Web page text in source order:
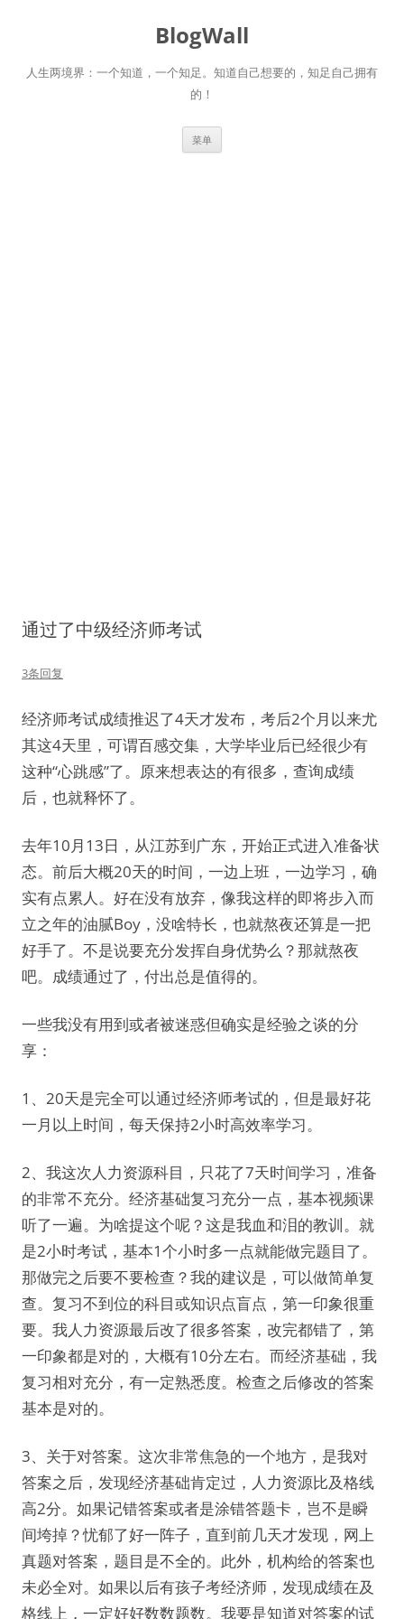
BlogWall
人生两境界：一个知道，一个知足。知道自己想要的，知足自己拥有
的！
菜单
通过了中级经济师考试
3条回复
经济师考试成绩推迟了4天才发布，考后2个月以来尤
其这4天里，可谓百感交集，大学毕业后已经很少有
这种“心跳感”了。原来想表达的有很多，查询成绩
后，也就释怀了。
去年10月13日，从江苏到广东，开始正式进入准备状
态。前后大概20天的时间，一边上班，一边学习，确
实有点累人。好在没有放弃，像我这样的即将步入而
立之年的油腻Boy，没啥特长，也就熬夜还算是一把
好手了。不是说要充分发挥自身优势么？那就熬夜
吧。成绩通过了，付出总是值得的。
一些我没有用到或者被迷惑但确实是经验之谈的分
享：
1、20天是完全可以通过经济师考试的，但是最好花
一月以上时间，每天保持2小时高效率学习。
2、我这次人力资源科目，只花了7天时间学习，准备
的非常不充分。经济基础复习充分一点，基本视频课
听了一遍。为啥提这个呢？这是我血和泪的教训。就
是2小时考试，基本1个小时多一点就能做完题目了。
那做完之后要不要检查？我的建议是，可以做简单复
查。复习不到位的科目或知识点盲点，第一印象很重
要。我人力资源最后改了很多答案，改完都错了，第
一印象都是对的，大概有10分左右。而经济基础，我
复习相对充分，有一定熟悉度。检查之后修改的答案
基本是对的。
3、关于对答案。这次非常焦急的一个地方，是我对
答案之后，发现经济基础肯定过，人力资源比及格线
高2分。如果记错答案或者是涂错答题卡，岂不是瞬
间垮掉？忧郁了好一阵子，直到前几天才发现，网上
真题对答案，题目是不全的。此外，机构给的答案也
未必全对。如果以后有孩子考经济师，发现成绩在及
格线上，一定好好数数题数。我要是知道对答案的试